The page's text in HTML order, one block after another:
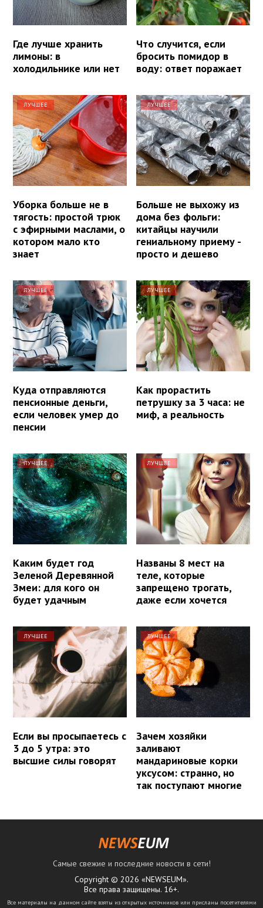
Где лучше хранить
лимоны: в
холодильнике или нет
Что случится, если
бросить помидор в
воду: ответ поражает
ЛУЧШЕЕ
Уборка больше не в
тягость: простой трюк
с эфирными маслами, о
котором мало кто
знает
ЛУЧШЕЕ
Больше не выхожу из
дома без фольги:
китайцы научили
гениальному приему -
просто и дешево
ЛУЧШЕЕ
Куда отправляются
пенсионные деньги,
если человек умер до
пенсии
ЛУЧШЕЕ
Как прорастить
петрушку за 3 часа: не
миф, а реальность
ЛУЧШЕЕ
Каким будет год
Зеленой Деревянной
Змеи: для кого он
будет удачным
ЛУЧШЕЕ
Названы 8 мест на
теле, которые
запрещено трогать,
даже если хочется
ЛУЧШЕЕ
Если вы просыпаетесь с
3 до 5 утра: это
высшие силы говорят
ЛУЧШЕЕ
Зачем хозяйки
заливают
мандариновые корки
уксусом: странно, но
так поступают многие
Самые свежие и последние новости в сети!
Copyright © 2026 «NEWSEUM».
Все права защищены. 16+.
Все материалы на данном сайте взяты из открытых источников или присланы посетителями